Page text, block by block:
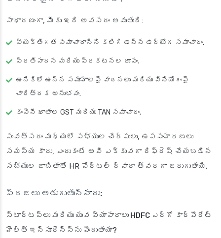
సాధారణంగా, మీకు ఇది అవసరం అవుతుంది:
వ్యక్తిగత సమాచారాన్ని కలిగి ఉన్న ఉద్యోగ సమాచారం.
ప్రతిపాదన మరియు ప్రకటనల రూపం.
ఉనికిలో ఉన్న సమూహాలపై వాదనలు మరియు వినియోగంపై
చారిత్రక అనుభవం.
కంపెనీ ఖాతాల GST మరియు TAN సమాచారం.
సంవత్సరం మధ్యలో సభ్యుల చేర్పులు, ఉపసంహరణలు
సమస్య కాదు, ఎందుకంటే అవి ఎక్కువగా రిఫ్రెష్ చేయబడిన
సభ్యుల జాబితాతో HR పోర్టల్ ద్వారా త్వరగా జరుగుతాయి.
ప్రజలు అడుగుతున్నారు:
స్టార్టప్‌లు మరియు యువ వ్యాపారాలు HDFC ఎర్గో కార్పొరేట్
హెల్త్ ఇన్సూరెన్స్‌ను పొందుతాయా?